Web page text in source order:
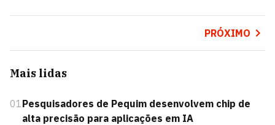
PRÓXIMO
Mais lidas
01Pesquisadores de Pequim desenvolvem chip de
alta precisão para aplicações em IA